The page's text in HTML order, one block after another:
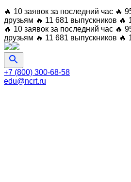
🔥 10 заявок за последний час 🔥
друзьям 🔥 11 681 выпускников 🔥
🔥 10 заявок за последний час 🔥
друзьям 🔥 11 681 выпускников 🔥
+7 (800) 300-68-58
edu@ncrt.ru